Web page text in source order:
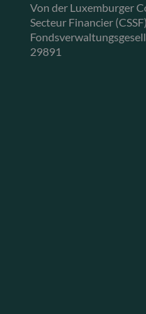
Von der Luxemburger
Secteur Financier
29891